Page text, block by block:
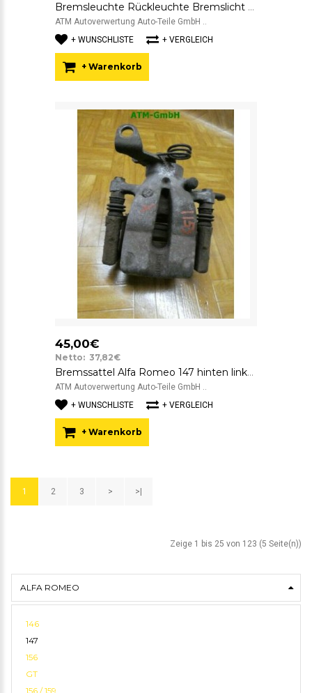
Bremsleuchte Rückleuchte Bremslicht Rücklicht rechts aussen Alfa Romeo 147
ATM Autoverwertung Auto-Teile GmbH ..
+ WUNSCHLISTE
+ VERGLEICH
+ Warenkorb
45,00€
Netto: 37,82€
Bremssattel Alfa Romeo 147 hinten links Fahrerseite Lucas 38
ATM Autoverwertung Auto-Teile GmbH ..
+ WUNSCHLISTE
+ VERGLEICH
+ Warenkorb
1 2 3 > >|
Zeige 1 bis 25 von 123 (5 Seite(n))
ALFA ROMEO
146
147
156
GT
156 / 159